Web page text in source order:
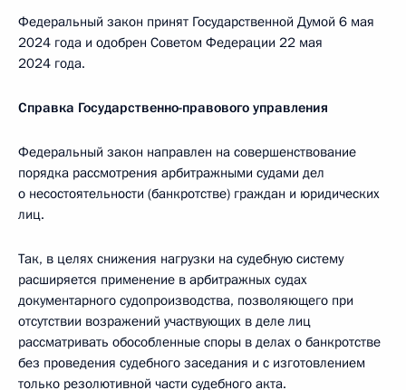
Федеральный закон принят Государственной Думой 6 мая
2024 года и одобрен Советом Федерации 22 мая
2024 года.
Справка Государственно-правового управления
Федеральный закон направлен на совершенствование
порядка рассмотрения арбитражными судами дел
о несостоятельности (банкротстве) граждан и юридических
лиц.
Так, в целях снижения нагрузки на судебную систему
расширяется применение в арбитражных судах
документарного судопроизводства, позволяющего при
отсутствии возражений участвующих в деле лиц
рассматривать обособленные споры в делах о банкротстве
без проведения судебного заседания и с изготовлением
только резолютивной части судебного акта.